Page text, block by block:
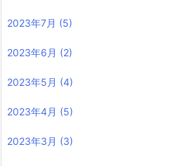
2023年7月 (5)
2023年6月 (2)
2023年5月 (4)
2023年4月 (5)
2023年3月 (3)